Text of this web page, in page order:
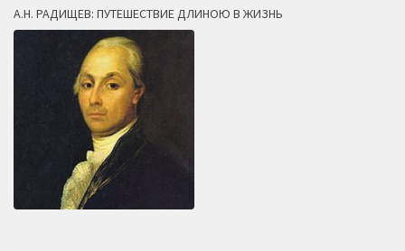
А.Н. РАДИЩЕВ: ПУТЕШЕСТВИЕ ДЛИНОЮ В ЖИЗНЬ